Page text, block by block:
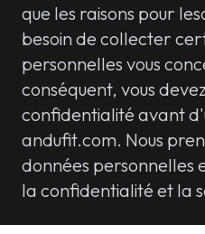
que les raisons pour
besoin de collecter
personnelles vous
conséquent, vous
confidentialité avant
andufit.com. Nous
données personnelles
la confidentialité et la